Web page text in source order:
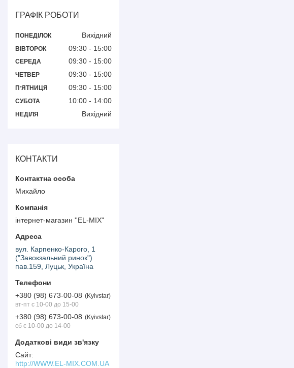
ГРАФІК РОБОТИ
ПОНЕДІЛОК Вихідний
ВІВТОРОК 09:30 15:00
СЕРЕДА 09:30 15:00
ЧЕТВЕР 09:30 15:00
ПʼЯТНИЦЯ 09:30 15:00
СУБОТА 10:00 14:00
НЕДІЛЯ Вихідний
КОНТАКТИ
Михайло
інтернет-магазин ''EL-MIX"
вул. Карпенко-Карого, 1
("Завокзальний ринок")
пав.159, Луцьк, Україна
+380 (98) 673-00-08
Kyivstar
вт-пт с 10-00 до 15-00
+380 (98) 673-00-08
Kyivstar
сб с 10-00 до 14-00
http://WWW.EL-MIX.COM.UA